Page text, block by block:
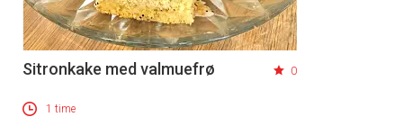
Sitronkake med valmuefrø 0
1 time